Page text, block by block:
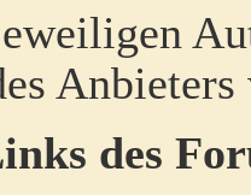
Anbieters
des